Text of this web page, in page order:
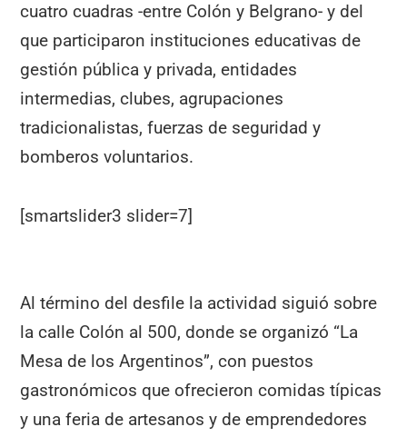
cuatro cuadras -entre Colón y Belgrano- y del
que participaron instituciones educativas de
gestión pública y privada, entidades
intermedias, clubes, agrupaciones
tradicionalistas, fuerzas de seguridad y
bomberos voluntarios.
[smartslider3 slider=7]
Al término del desfile la actividad siguió sobre
la calle Colón al 500, donde se organizó “La
Mesa de los Argentinos”, con puestos
gastronómicos que ofrecieron comidas típicas
y una feria de artesanos y de emprendedores